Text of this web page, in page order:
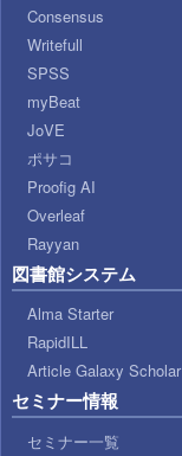
Consensus
Writefull
SPSS
myBeat
JoVE
ポサコ
Proofig AI
Overleaf
Rayyan
図書館システム
Alma Starter
RapidILL
Article Galaxy Scholar
セミナー情報
セミナー一覧